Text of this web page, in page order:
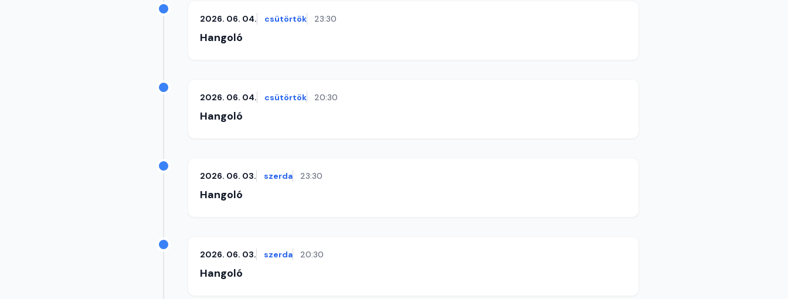
2026. 06. 04. csütörtök 23:30
Hangoló
2026. 06. 04. csütörtök 20:30
Hangoló
2026. 06. 03. szerda 23:30
Hangoló
2026. 06. 03. szerda 20:30
Hangoló